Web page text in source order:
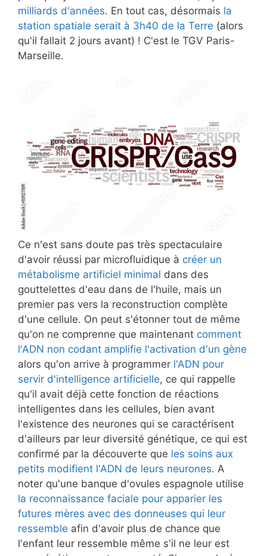
milliards d'années. En tout cas, désormais la
station spatiale serait à 3h40 de la Terre (alors
qu'il fallait 2 jours avant) ! C'est le TGV Paris-
Marseille.
Ce n'est sans doute pas très spectaculaire
d'avoir réussi par microfluidique à créer un
métabolisme artificiel minimal dans des
gouttelettes d'eau dans de l'huile, mais un
premier pas vers la reconstruction complète
d'une cellule. On peut s'étonner tout de même
qu'on ne comprenne que maintenant comment
l'ADN non codant amplifie l'activation d'un gène
alors qu'on arrive à programmer l'ADN pour
servir d'intelligence artificielle, ce qui rappelle
qu'il avait déjà cette fonction de réactions
intelligentes dans les cellules, bien avant
l'existence des neurones qui se caractérisent
d'ailleurs par leur diversité génétique, ce qui est
confirmé par la découverte que les soins aux
petits modifient l'ADN de leurs neurones. A
noter qu'une banque d'ovules espagnole utilise
la reconnaissance faciale pour apparier les
futures mères avec des donneuses qui leur
ressemble afin d'avoir plus de chance que
l'enfant leur ressemble même s'il ne leur est